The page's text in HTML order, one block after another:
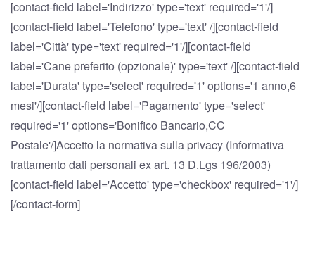
[contact-field label='Indirizzo' type='text' required='1'/]
[contact-field label='Telefono' type='text' /][contact-field
label='Città' type='text' required='1'/][contact-field
label='Cane preferito (opzionale)' type='text' /][contact-field
label='Durata' type='select' required='1' options='1 anno,6
mesi'/][contact-field label='Pagamento' type='select'
required='1' options='Bonifico Bancario,CC
Postale'/]Accetto la normativa sulla privacy (Informativa
trattamento dati personali ex art. 13 D.Lgs 196/2003)
[contact-field label='Accetto' type='checkbox' required='1'/]
[/contact-form]